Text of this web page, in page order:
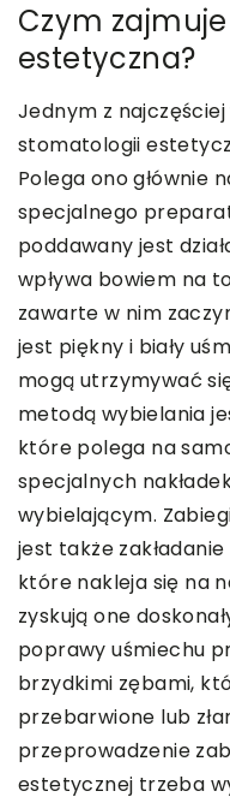
Czym
estetyczna?
Jednym z
stomatologii
Polega ono głównie
specjalnego
poddawany jest
wpływa bowiem na
zawarte w nim
jest piękny i biały
mogą utrzymywać
metodą wybielania
które polega na
specjalnych
wybielającym.
jest także
które nakleja się na
zyskują one
poprawy uśmiechu
brzydkimi zębami,
przebarwione lub
przeprowadzenie
estetycznej trzeba